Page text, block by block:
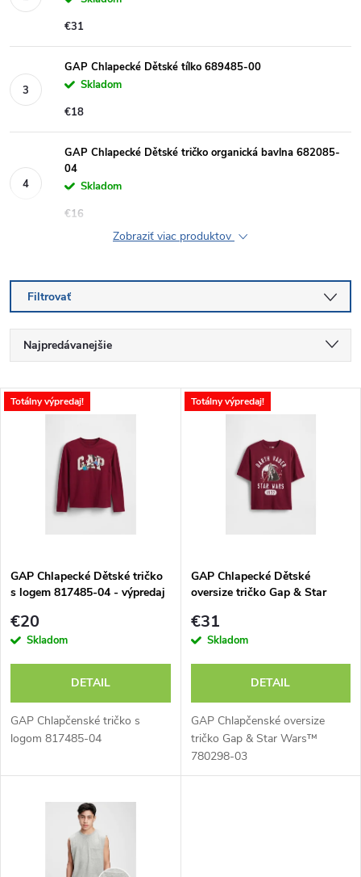
€31
GAP Chlapecké Dětské tílko 689485-00
Skladom
€18
GAP Chlapecké Dětské tričko organická bavlna 682085-
04
Skladom
€16
Zobraziť viac produktov
Filtrovať
R
a
e
p
r
o
d
Najpredávanejšie
Najdrahšie
Abecedne
V
s
p
r
d
u
Totálny výpredaj!
GAP Chlapecké Dětské tričko
s logem 817485-04 - výpredaj
€20
Skladom
DETAIL
GAP Chlapčenské tričko s
logom 817485-04
Totálny výpredaj!
GAP Chlapecké Dětské
oversize tričko Gap & Star
€31
Skladom
DETAIL
GAP Chlapčenské oversize
tričko Gap & Star Wars™
780298-03